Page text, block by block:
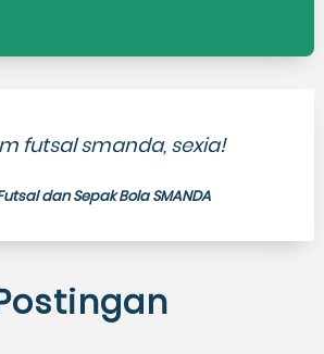
futsal smanda, sexia!
dan Sepak Bola SMANDA